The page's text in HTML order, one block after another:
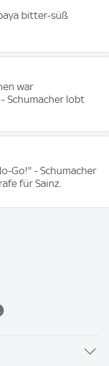
bitter-süß
war
Schumacher lobt
Go!'' - Schumacher
für Sainz.